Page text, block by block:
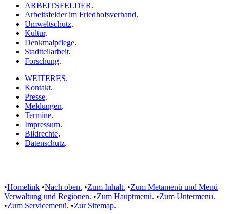
ARBEITSFELDER.
Arbeitsfelder im Friedhofsverband.
Umweltschutz.
Kultur.
Denkmalpflege.
Stadtteilarbeit.
Forschung.
WEITERES.
Kontakt.
Presse.
Meldungen.
Termine.
Impressum.
Bildrechte.
Datenschutz.
•Homelink •Nach oben. •Zum Inhalt. •Zum Metamenü und Menü
Verwaltung und Regionen. •Zum Hauptmenü. •Zum Untermenü.
•Zum Servicemenü. •Zur Sitemap.